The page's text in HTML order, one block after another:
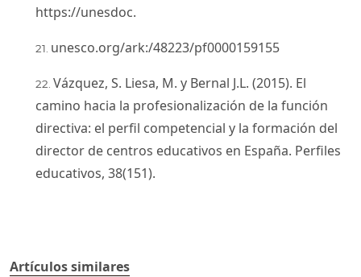
https://unesdoc.
unesco.org/ark:/48223/pf0000159155
Vázquez, S. Liesa, M. y Bernal J.L. (2015). El
camino hacia la profesionalización de la función
directiva: el perfil competencial y la formación del
director de centros educativos en España. Perfiles
educativos, 38(151).
Artículos similares